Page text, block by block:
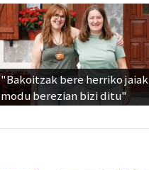
"Bakoitzak bere herriko jaiak
modu berezian bizi ditu"